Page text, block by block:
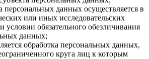
персональных данных осуществляется в
или иных исследовательских
условии обязательного обезличивания
данных;
обработка персональных данных,
круга лиц к которым